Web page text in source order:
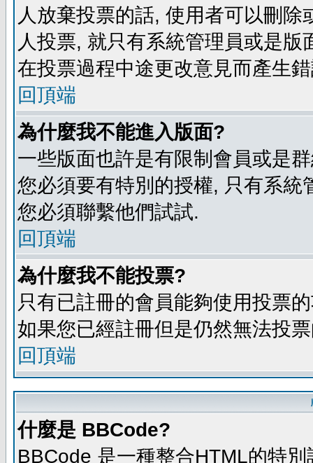
人放棄投票的話, 使用者可以刪
人投票, 就只有系統管理員或是
在投票過程中途更改意見而產生
回頂端
為什麼我不能進入版面?
一些版面也許是有限制會員或是
您必須要有特別的授權, 只有系
您必須聯繫他們試試.
回頂端
為什麼我不能投票?
只有已註冊的會員能夠使用投票
如果您已經註冊但是仍然無法投
回頂端
什麼是 BBCode?
BBCode 是一種整合HTML的特